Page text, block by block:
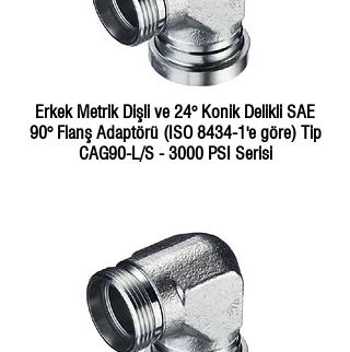
Erkek Metrik Dişli ve 24° Konik Delikli SAE
90° Flanş Adaptörü (ISO 8434-1'e göre) Tip
CAG90-L/S - 3000 PSI Serisi